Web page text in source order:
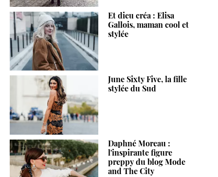
Et dieu créa : Elisa
Gallois, maman cool et
stylée
June Sixty Five, la fille
stylée du Sud
Daphné Moreau :
l'inspirante figure
preppy du blog Mode
and The City